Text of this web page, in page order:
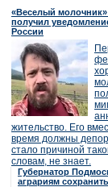
«Веселый молочник»
получил
России
жительство. Его
время должны
стало причиной
словам, не знает.
Губернатор
аграриям